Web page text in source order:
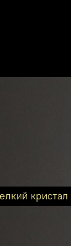
кристал